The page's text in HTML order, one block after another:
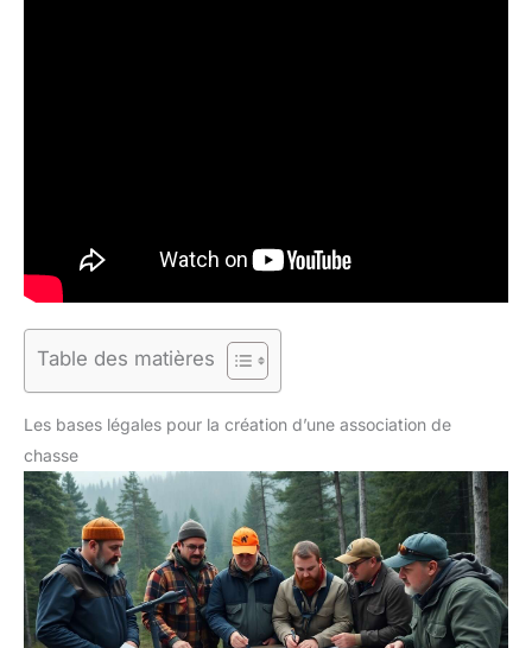
Table des matières
Les bases légales pour la création d’une association de
chasse